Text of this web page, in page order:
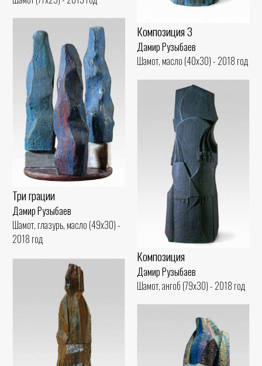
Композиция 3
Дамир Рузыбаев
Шамот, масло (40x30) - 2018 год
Три грации
Дамир Рузыбаев
Шамот, глазурь, масло (49x30) -
2018 год
Композиция
Дамир Рузыбаев
Шамот, ангоб (79x30) - 2018 год